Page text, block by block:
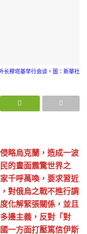
长穆塔基举行会谈。圖：新華社
略烏克蘭，造成一波
的畫面震驚世界之
千呼萬喚，要求習近
對俄烏之戰不進行調
化解緊張關係，並且
邊主義，反對「對
一方面打壓篤信伊斯